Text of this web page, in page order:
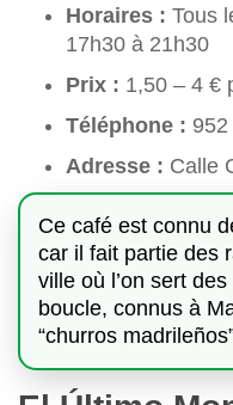
Horaires : Tous
17h30 à 21h30
Prix : 1,50 – 4 €
Téléphone :
Adresse : Calle
Ce café est connu
car il fait partie des
ville où l’on sert
boucle, connus à
“churros